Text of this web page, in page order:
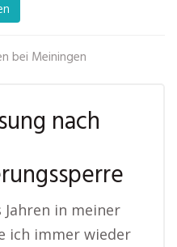
bei Meiningen
nach
Jahren in meiner
ich immer wieder